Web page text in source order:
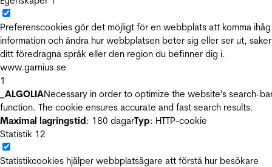
Preferenscookies gör det möjligt för en webbplats att komma ihåg
information och ändra hur webbplatsen beter sig eller ser ut,
ditt föredragna språk eller den region du befinner dig i.
www.garnius.se
1
_ALGOLIANecessary in order to optimize the website's search-
function. The cookie ensures accurate and fast search results.
Maximal lagringstid: 180 dagarTyp: HTTP-cookie
Statistik 12
Statistikcookies hjälper webbplatsägare att förstå hur besökare